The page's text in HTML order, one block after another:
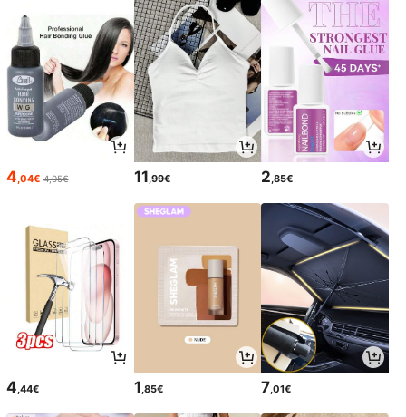
4,04€ 4,05€ 11,99€ 2,85€
4,44€ 1,85€ 7,01€